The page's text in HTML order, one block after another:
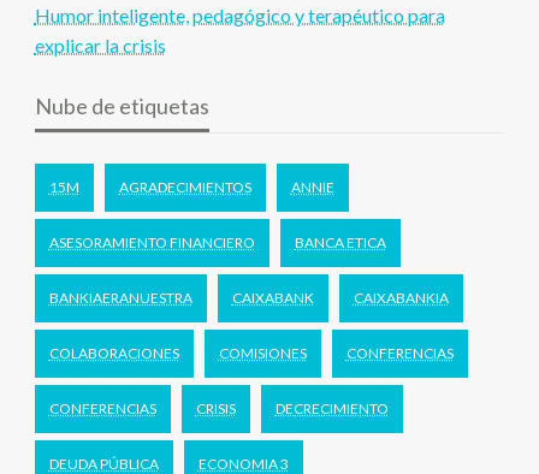
Humor inteligente, pedagógico y terapéutico para
explicar la crisis
Nube de etiquetas
15M AGRADECIMIENTOS ANNIE
ASESORAMIENTO FINANCIERO BANCA ETICA
BANKIAERANUESTRA CAIXABANK CAIXABANKIA
COLABORACIONES COMISIONES CONFERENCIAS
CONFERENCIAS CRISIS DECRECIMIENTO
DEUDA PÚBLICA ECONOMIA 3